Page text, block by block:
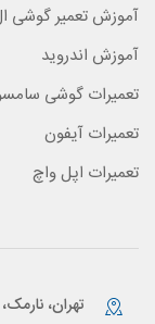
آموزش تعمیر گوشی
آموزش اندروید
تعمیرات گوشی
تعمیرات آیفون
تعمیرات اپل واچ
تهران،